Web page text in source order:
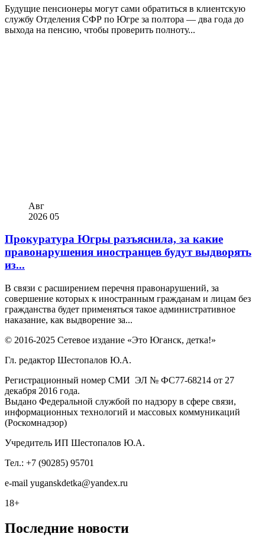
Будущие пенсионеры могут сами обратиться в клиентскую
службу Отделения СФР по Югре за полтора — два года до
выхода на пенсию, чтобы проверить полноту...
Авг
2026 05
Прокуратура Югры разъяснила, за какие
правонарушения иностранцев будут выдворять
из...
В связи с расширением перечня правонарушений, за
совершение которых к иностранным гражданам и лицам без
гражданства будет применяться такое административное
наказание, как выдворение за...
© 2016-2025 Сетевое издание «Это Юганск, детка!»
Гл. редактор Шестопалов Ю.А.
Регистрационный номер СМИ ЭЛ № ФС77-68214 от 27
декабря 2016 года.
Выдано Федеральной службой по надзору в сфере связи,
информационных технологий и массовых коммуникаций
(Роскомнадзор)
Учредитель ИП Шестопалов Ю.А.
Тел.: +7 (90285) 95701
e-mail yuganskdetka@yandex.ru
18+
Последние новости